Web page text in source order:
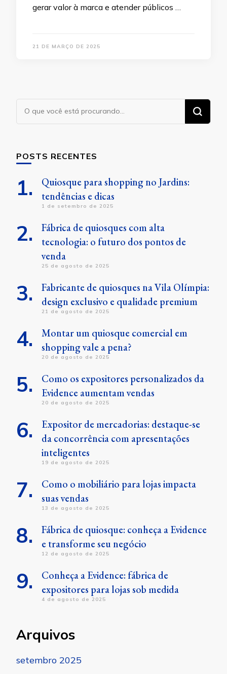
gerar valor à marca e atender públicos …
21 DE MARÇO DE 2025
Procurando
algo?
POSTS RECENTES
Quiosque para shopping no Jardins:
tendências e dicas
1 de setembro de 2025
Fábrica de quiosques com alta
tecnologia: o futuro dos pontos de
venda
25 de agosto de 2025
Fabricante de quiosques na Vila Olímpia:
design exclusivo e qualidade premium
21 de agosto de 2025
Montar um quiosque comercial em
shopping vale a pena?
20 de agosto de 2025
Como os expositores personalizados da
Evidence aumentam vendas
20 de agosto de 2025
Expositor de mercadorias: destaque-se
da concorrência com apresentações
inteligentes
19 de agosto de 2025
Como o mobiliário para lojas impacta
suas vendas
13 de agosto de 2025
Fábrica de quiosque: conheça a Evidence
e transforme seu negócio
12 de agosto de 2025
Conheça a Evidence: fábrica de
expositores para lojas sob medida
4 de agosto de 2025
Arquivos
setembro 2025